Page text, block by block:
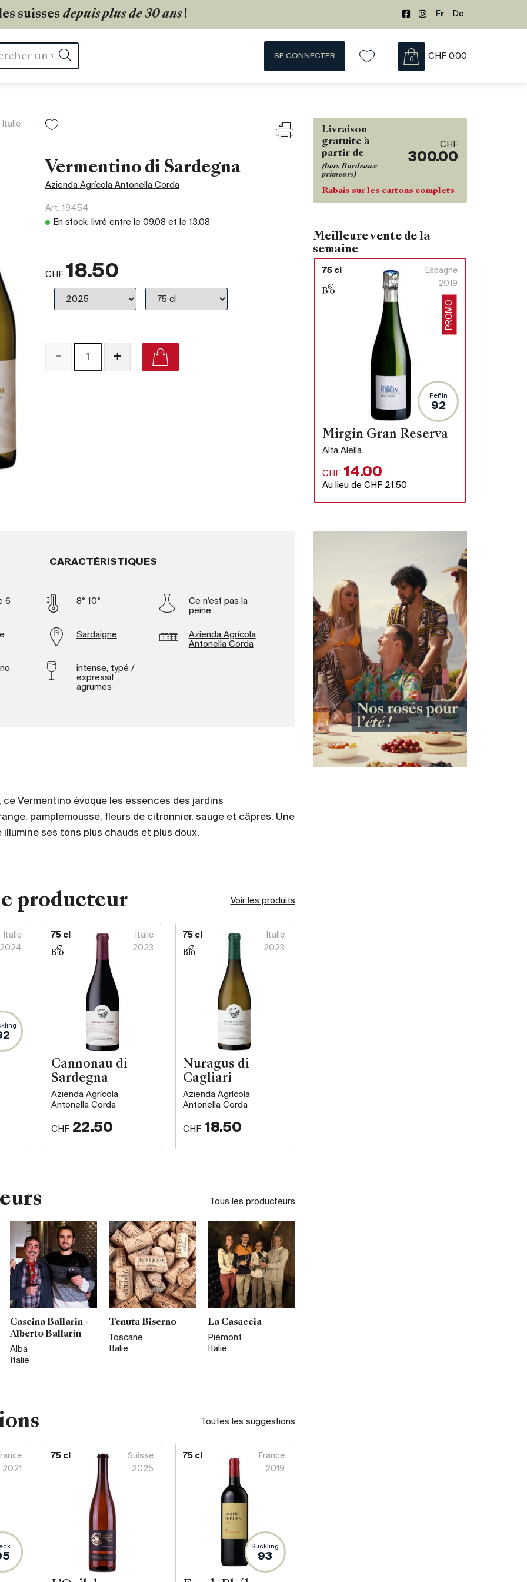
suisses depuis plus de 30 ans! Fr De
SE CONNECTER 0 CHF 0.00
Italie
Vermentino di Sardegna
Azienda Agrícola Antonella Corda
Art. 19454
En stock, livré entre le 09.08 et le 13.08
CHF 18.50
- +
CARACTÉRISTIQUES
6 8° 10°
Ce n'est pas la
peine
Sardaigne
Azienda Agrícola
Antonella Corda
intense, typé /
expressif ,
agrumes
ce Vermentino évoque les essences des jardins
pamplemousse, fleurs de citronnier, sauge et câpres. Une
ses tons plus chauds et plus doux.
producteur Voir les produits
Italie
2024
75 cl
Italie
2023
Cannonau di
Sardegna
Azienda Agrícola
Antonella Corda
CHF 22.50
75 cl
Italie
2023
Nuragus di
Cagliari
Azienda Agrícola
Antonella Corda
CHF 18.50
Tous les producteurs
Cascina Ballarin -
Alberto Ballarin
Alba
Italie
Tenuta Biserno
Toscane
Italie
La Casaccia
Piémont
Italie
Toutes les suggestions
2021
75 cl
Suisse
2025
75 cl
France
2019
Suckling
93
Livraison
gratuite à
partir de
(hors Bordeaux
primeurs)
CHF
300.00
Rabais sur les cartons complets
Meilleure vente de la
semaine
75 cl
Espagne
2019
PROMO
Peñin
92
Mirgin Gran Reserva
Alta Alella
CHF 14.00
Au lieu deCHF 21.50